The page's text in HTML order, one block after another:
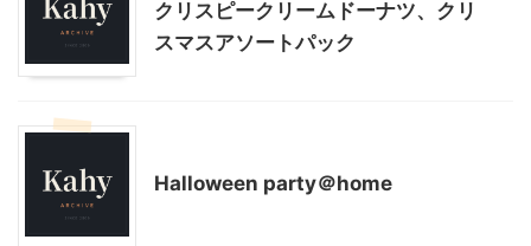
クリスピークリームドーナツ、クリ
スマスアソートパック
Halloween party＠home